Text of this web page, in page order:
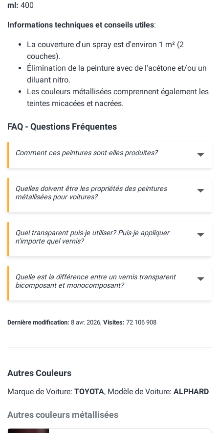
ml: 400
Informations techniques et conseils utiles:
La couverture d'un spray est d'environ 1 m² (2
couches).
Élimination de la peinture avec de l'acétone et/ou un
diluant nitro.
Les couleurs métallisées comprennent également les
teintes micacées et nacrées.
FAQ - Questions Fréquentes
Comment ces peintures sont-elles produites?
Quelles doivent être les propriétés des peintures
métallisées pour voitures?
Quel transparent puis-je utiliser? Puis-je appliquer
n'importe quel vernis?
Quelle est la différence entre un vernis transparent
bicomposant et monocomposant?
Dernière modification: 8 avr. 2026, Visites: 72 106 908
Autres Couleurs
Marque de Voiture: TOYOTA, Modèle de Voiture: ALPHARD
Autres couleurs métallisées